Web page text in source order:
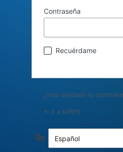
Contraseña
Recuérdame
¿Has olvidado tu
← Ir a MPPS
Idioma